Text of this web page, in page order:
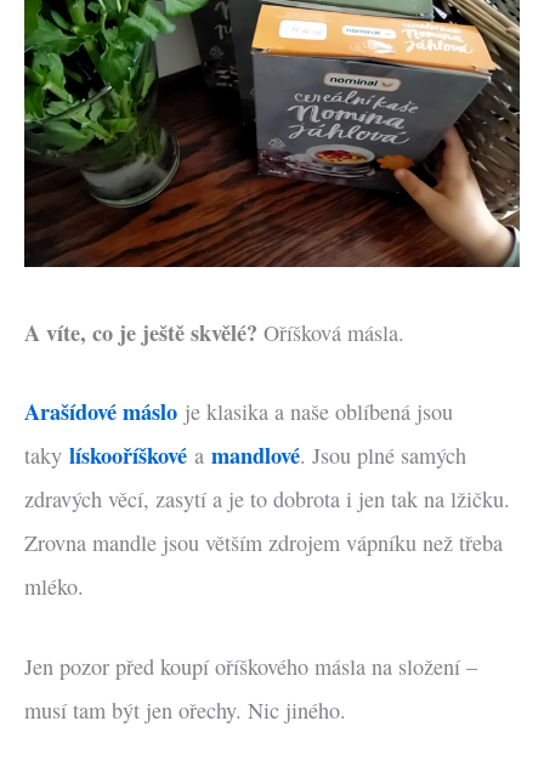
A víte, co je ještě skvělé? Oříšková másla.
Arašídové máslo je klasika a naše oblíbená jsou
taky lískooříškové a mandlové. Jsou plné samých
zdravých věcí, zasytí a je to dobrota i jen tak na lžičku.
Zrovna mandle jsou větším zdrojem vápníku než třeba
mléko.
Jen pozor před koupí oříškového másla na složení –
musí tam být jen ořechy. Nic jiného.